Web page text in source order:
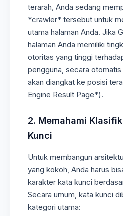
terarah, Anda sedang
*crawler* tersebut untuk
utama halaman Anda. Jika
halaman Anda memiliki
otoritas yang tinggi
pengguna, secara
akan diangkat ke posisi
Engine Result Page*).
2. Memahami
Kunci
Untuk membangun
yang kokoh, Anda harus
karakter kata kunci
Secara umum, kata kunci
kategori utama: